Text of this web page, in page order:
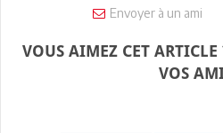
Envoyer à un ami
VOUS AIMEZ CET ARTICLE
VOS